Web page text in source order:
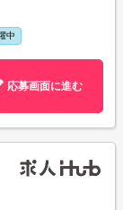
中
応募画面に進む